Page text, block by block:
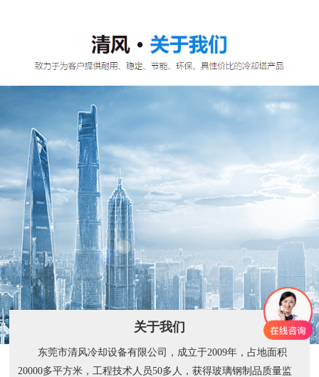
关于我们
东莞市清风冷却设备有限公司，成立于2009年，占地面积
20000多平方米，工程技术人员50多人，获得玻璃钢制品质量监